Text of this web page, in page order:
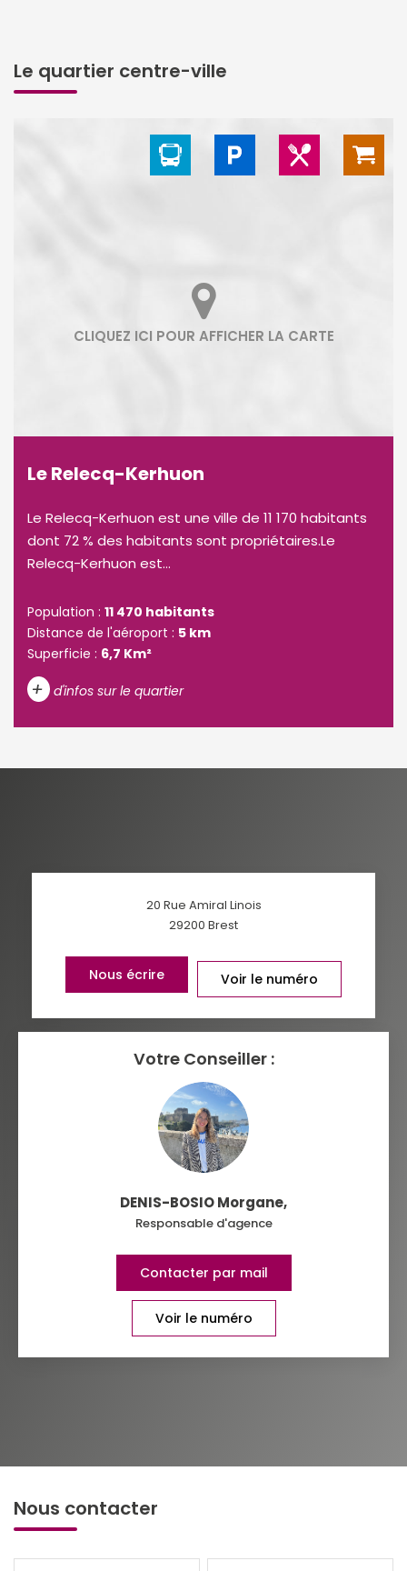
Le quartier centre-ville
Le Relecq-Kerhuon
Le Relecq-Kerhuon est une ville de 11 170 habitants
dont 72 % des habitants sont propriétaires.Le
Relecq-Kerhuon est...
Population : 11 470 habitants
Distance de l'aéroport : 5 km
Superficie : 6,7 Km²
+ d'infos sur le quartier
VOITURE
RÉSULTATS DES LYCÉES ECOLES ET CRÈCHES
RESTAURANTS ET CAFÉS
MÉDECINS
20 Rue Amiral Linois
29200 Brest
Nous écrire Voir le numéro
Votre Conseiller :
DENIS-BOSIO Morgane,
Responsable d'agence
Contacter par mail
Voir le numéro
Nous contacter